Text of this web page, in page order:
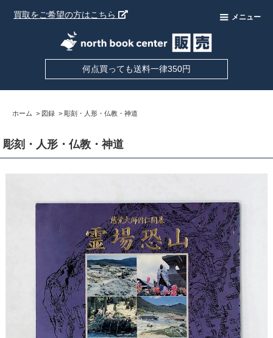
買取をご希望の方はこちら メニュー
何点買っても送料一律350円
ホーム > 図録 > 彫刻・人形・仏教・神道
彫刻・人形・仏教・神道